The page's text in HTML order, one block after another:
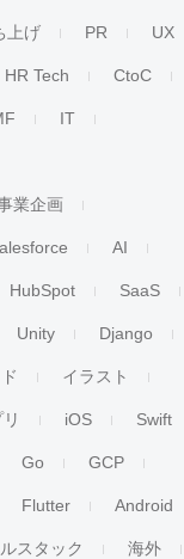
上げ PR UX
HR Tech CtoC
IT
業企画
AI
HubSpot SaaS
Unity Django
イラスト
iOS Swift
Go GCP
Flutter Android
スタック 海外